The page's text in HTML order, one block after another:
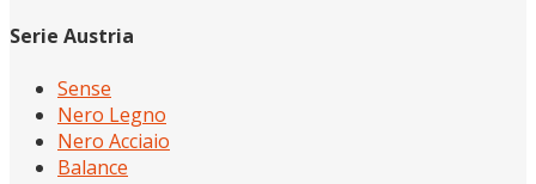
Serie Austria
Sense
Nero Legno
Nero Acciaio
Balance